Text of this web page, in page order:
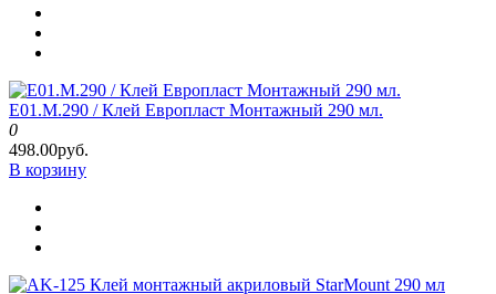
E01.M.290 / Клей Европласт Монтажный 290 мл.
0
498.00руб.
В корзину